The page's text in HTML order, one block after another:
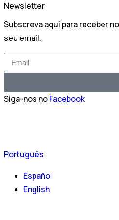
Newsletter
Subscreva aqui para receber
seu email.
Siga-nos noFacebook
Português
Español
English